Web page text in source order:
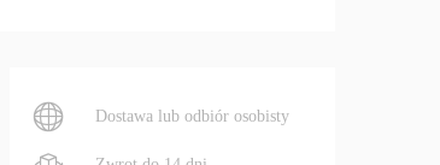
Dostawa lub odbiór osobisty